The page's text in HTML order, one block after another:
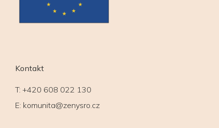
Kontakt
T: +420 608 022 130
E: komunita@zenysro.cz